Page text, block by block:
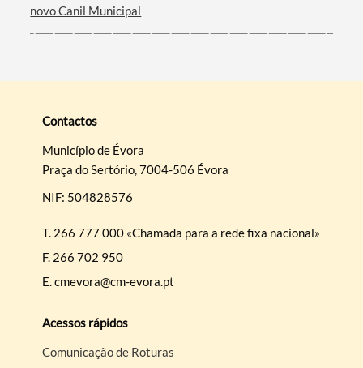
novo Canil Municipal
Contactos
Município de Évora
Praça do Sertório, 7004-506 Évora
NIF: 504828576
T. 266 777 000 «Chamada para a rede fixa nacional»
F. 266 702 950
E.cmevora@cm-evora.pt
Acessos rápidos
Comunicação de Roturas